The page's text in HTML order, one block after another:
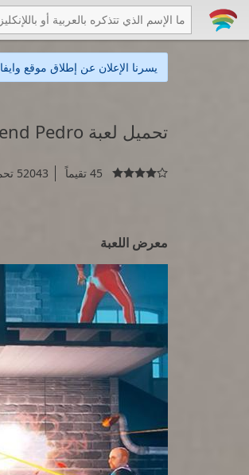
يسرنا الإعلان عن إطلاق موقع
تحميل لعبة My Friend Pedro
 45 تقيماً 52043 تحميلاً
معرض اللعبة